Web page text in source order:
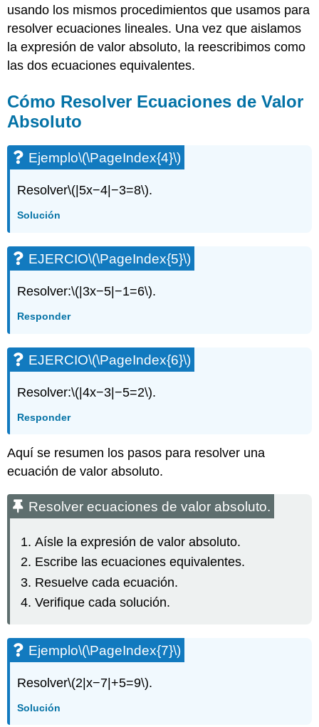
usando los mismos procedimientos que usamos para
resolver ecuaciones lineales. Una vez que aislamos
la expresión de valor absoluto, la reescribimos como
las dos ecuaciones equivalentes.
Cómo Resolver Ecuaciones de Valor
Absoluto
Ejemplo\(\PageIndex{4}\)
Resolver\(|5x−4|−3=8\).
Solución
EJERCIO\(\PageIndex{5}\)
Resolver:\(|3x−5|−1=6\).
Responder
EJERCIO\(\PageIndex{6}\)
Resolver:\(|4x−3|−5=2\).
Responder
Aquí se resumen los pasos para resolver una
ecuación de valor absoluto.
Resolver ecuaciones de valor absoluto.
Aísle la expresión de valor absoluto.
Escribe las ecuaciones equivalentes.
Resuelve cada ecuación.
Verifique cada solución.
Ejemplo\(\PageIndex{7}\)
Resolver\(2|x−7|+5=9\).
Solución